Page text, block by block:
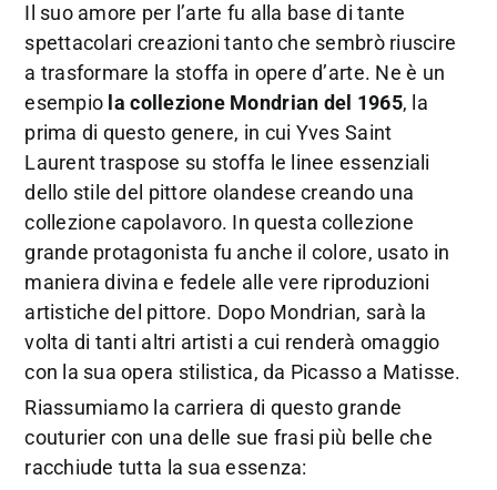
Il suo amore per l’arte fu alla base di tante
spettacolari creazioni tanto che sembrò riuscire
a trasformare la stoffa in opere d’arte. Ne è un
esempio la collezione Mondrian del 1965, la
prima di questo genere, in cui Yves Saint
Laurent traspose su stoffa le linee essenziali
dello stile del pittore olandese creando una
collezione capolavoro. In questa collezione
grande protagonista fu anche il colore, usato in
maniera divina e fedele alle vere riproduzioni
artistiche del pittore. Dopo Mondrian, sarà la
volta di tanti altri artisti a cui renderà omaggio
con la sua opera stilistica, da Picasso a Matisse.
Riassumiamo la carriera di questo grande
couturier con una delle sue frasi più belle che
racchiude tutta la sua essenza: